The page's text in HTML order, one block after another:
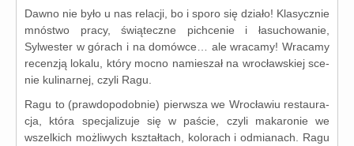
Dawno nie było u nas rela­cji, bo i spo­ro się dzia­ło! Klasycznie
mnó­stwo pra­cy, świą­tecz­ne pich­ce­nie i łasu­cho­wa­nie,
Sylwester w górach i na domów­ce… ale wra­ca­my! Wracamy
recen­zją loka­lu, któ­ry moc­no namie­szał na wro­cław­skiej sce­
nie kuli­nar­nej, czy­li Ragu.
Ragu to (praw­do­po­dob­nie) pierw­sza we Wrocławiu restau­ra­
cja, któ­ra spe­cja­li­zu­je się w paście, czy­li maka­ro­nie we
wszel­kich moż­li­wych kształ­tach, kolo­rach i odmia­nach. Ragu